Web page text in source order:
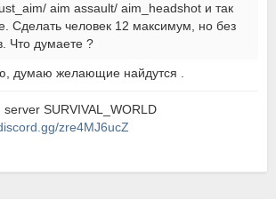
aim assault/ aim_headshot и так
Сделать человек 12 максимум, но без
Что думаете ?
думаю желающие найдутся .
server SURVIVAL_WORLD
zre4MJ6ucZ